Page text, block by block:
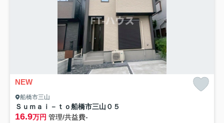
NEW
船橋市三山
Ｓｕｍａｉ－ｔｏ船橋市三山０５
16.9万円 管理/共益費-